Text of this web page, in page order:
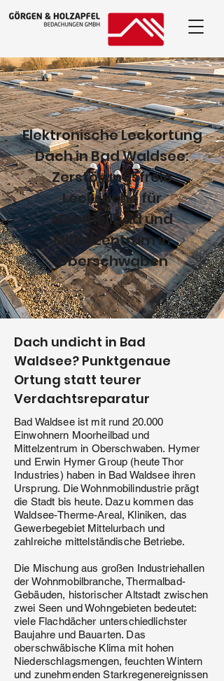
Elektronische Leckortung
Dach in Bad Waldsee:
Zerstörungsfreie
Lecksuche für
Moorheilbad und
Mittelzentrum in
Oberschwaben
Dach undicht in Bad
Waldsee? Punktgenaue
Ortung statt teurer
Verdachtsreparatur
Bad Waldsee ist mit rund 20.000
Einwohnern Moorheilbad und
Mittelzentrum in Oberschwaben. Hymer
und Erwin Hymer Group (heute Thor
Industries) haben in Bad Waldsee ihren
Ursprung. Die Wohnmobilindustrie prägt
die Stadt bis heute. Dazu kommen das
Waldsee-Therme-Areal, Kliniken, das
Gewerbegebiet Mittelurbach und
zahlreiche mittelständische Betriebe.
Die Mischung aus großen Industriehallen
der Wohnmobilbranche, Thermalbad-
Gebäuden, historischer Altstadt zwischen
zwei Seen und Wohngebieten bedeutet:
viele Flachdächer unterschiedlichster
Baujahre und Bauarten. Das
oberschwäbische Klima mit hohen
Niederschlagsmengen, feuchten Wintern
und zunehmenden Starkregenereignissen